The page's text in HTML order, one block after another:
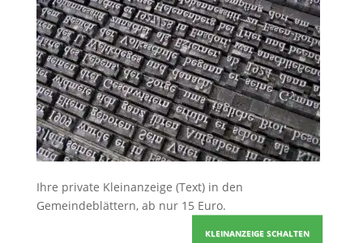
Ihre private Kleinanzeige (Text) in den
Gemeindeblättern, ab nur 15 Euro.
KLEINANZEIGE SCHALTEN